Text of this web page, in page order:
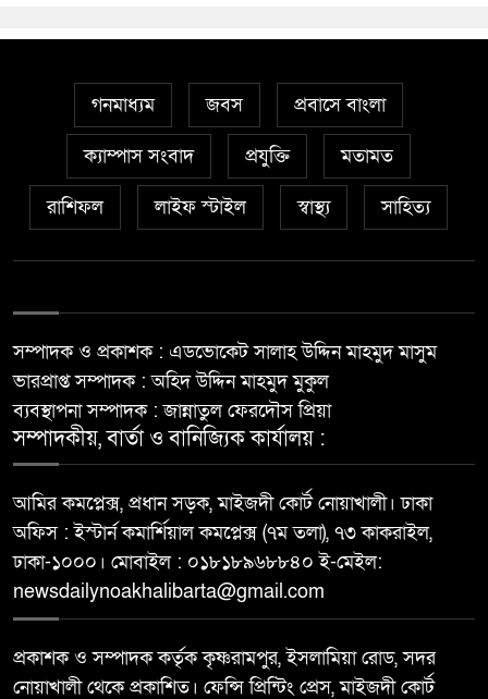
গনমাধ্যম জবস প্রবাসে বাংলা
ক্যাম্পাস সংবাদ প্রযুক্তি মতামত
রাশিফল লাইফ স্টাইল স্বাস্থ্য সাহিত্য
সম্পাদক ও প্রকাশক : এডভোকেট সালাহ উদ্দিন মাহমুদ মাসুম
ভারপ্রাপ্ত সম্পাদক : অহিদ উদ্দিন মাহমুদ মুকুল
ব্যবস্থাপনা সম্পাদক : জান্নাতুল ফেরদৌস প্রিয়া
সম্পাদকীয়, বার্তা ও বানিজ্যিক কার্যালয় :
আমির কমপ্লেক্স, প্রধান সড়ক, মাইজদী কোর্ট নোয়াখালী। ঢাকা
অফিস : ইস্টার্ন কমার্শিয়াল কমপ্লেক্স (৭ম তলা), ৭৩ কাকরাইল,
ঢাকা-১০০০। মোবাইল : ০১৮১৮৯৬৮৮৪০ ই-মেইল:
newsdailynoakhalibarta@gmail.com
প্রকাশক ও সম্পাদক কর্তৃক কৃষ্ণরামপুর, ইসলামিয়া রোড, সদর
নোয়াখালী থেকে প্রকাশিত। ফেন্সি প্রিন্টিং প্রেস, মাইজদী কোর্ট